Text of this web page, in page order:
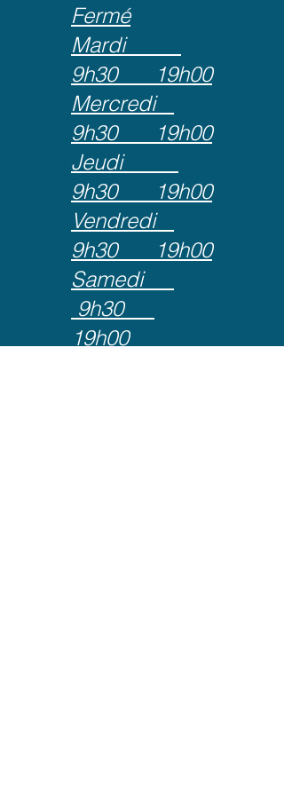
Fermé
Mardi
9h30 19h00
Mercredi
9h30 19h00
Jeudi
9h30 19h00
Vendredi
9h30 19h00
Samedi
9h30
19h00